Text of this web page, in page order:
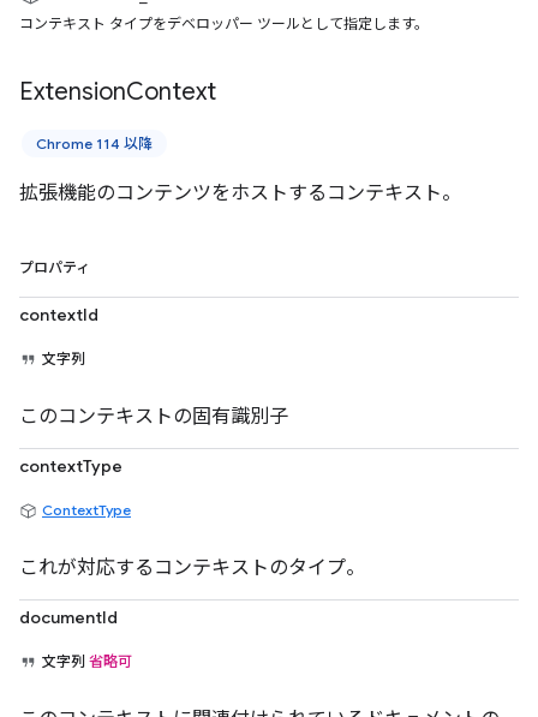
コンテキスト タイプをデベロッパー ツールとして指定します。
ExtensionContext
Chrome 114 以降
拡張機能のコンテンツをホストするコンテキスト。
プロパティ
contextId
文字列
このコンテキストの固有識別子
contextType
ContextType
これが対応するコンテキストのタイプ。
documentId
文字列 省略可